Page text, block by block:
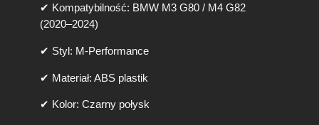
✔ Kompatybilność: BMW M3 G80 / M4 G82
(2020–2024)
✔ Styl: M-Performance
✔ Materiał: ABS plastik
✔ Kolor: Czarny połysk